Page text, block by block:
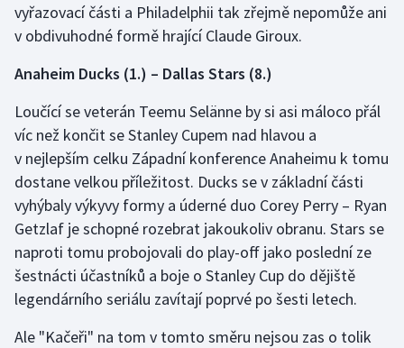
vyřazovací části a Philadelphii tak zřejmě nepomůže ani
v obdivuhodné formě hrající Claude Giroux.
Anaheim Ducks (1.) – Dallas Stars (8.)
Loučící se veterán Teemu Selänne by si asi máloco přál
víc než končit se Stanley Cupem nad hlavou a
v nejlepším celku Západní konference Anaheimu k tomu
dostane velkou příležitost. Ducks se v základní části
vyhýbaly výkyvy formy a úderné duo Corey Perry – Ryan
Getzlaf je schopné rozebrat jakoukoliv obranu. Stars se
naproti tomu probojovali do play-off jako poslední ze
šestnácti účastníků a boje o Stanley Cup do dějiště
legendárního seriálu zavítají poprvé po šesti letech.
Ale "Kačeři" na tom v tomto směru nejsou zas o tolik